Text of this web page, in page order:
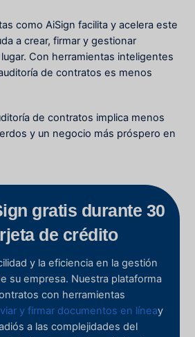
comoAiSign facilita y acelera este
a crear, firmar y gestionar
Con herramientas inteligentes
de contratos es menos
de contratos implica menos
y un negocio más próspero en
gratis durante 30
de crédito
y la eficiencia en la gestión
su empresa. Nuestra plataforma
con herramientas
y firmar documentos en líneay
a las complejidades del